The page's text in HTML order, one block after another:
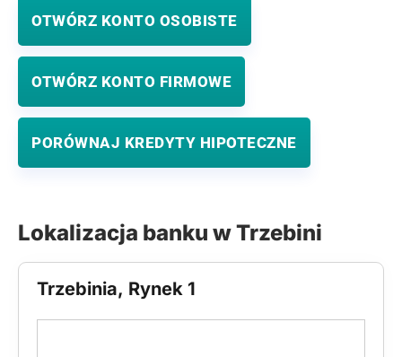
OTWÓRZ KONTO OSOBISTE
OTWÓRZ KONTO FIRMOWE
PORÓWNAJ KREDYTY HIPOTECZNE
Lokalizacja banku w Trzebini
Trzebinia, Rynek 1